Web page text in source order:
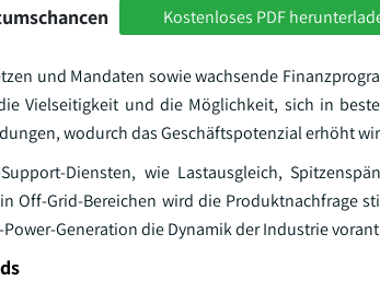
Kostenloses PDF
und Mandaten sowie wachsende
Vielseitigkeit und die Möglichkeit, sich in
wodurch das Geschäftspotenzial erhöht
Diensten, wie Lastausgleich,
Off-Grid-Bereichen wird die Produktnachfrage
Generation die Dynamik der Industrie